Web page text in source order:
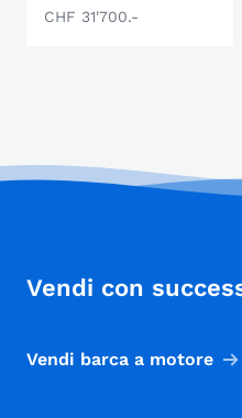
CHF 31'700.-
Vendi con
Vendi barca a motore